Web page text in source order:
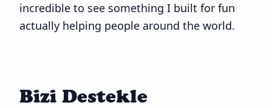
incredible to see something I built for fun
actually helping people around the world.
Bizi Destekle